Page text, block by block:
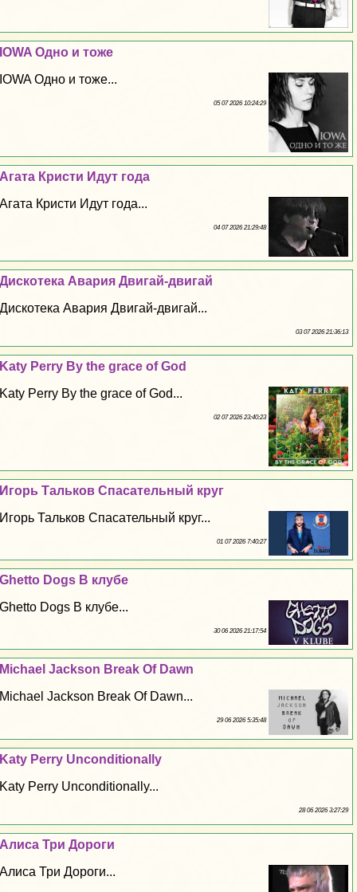
IOWA Одно и тоже
IOWA Одно и тоже...
05 07 2026 10:24:29
Агата Кристи Идут года
Агата Кристи Идут года...
04 07 2026 21:29:48
Дискотека Авария Двигай-двигай
Дискотека Авария Двигай-двигай...
03 07 2026 21:36:13
Katy Perry By the grace of God
Katy Perry By the grace of God...
02 07 2026 23:40:23
Игорь Тальков Спасательный круг
Игорь Тальков Спасательный круг...
01 07 2026 7:40:27
Ghetto Dogs В клубе
Ghetto Dogs В клубе...
30 06 2026 21:17:54
Michael Jackson Break Of Dawn
Michael Jackson Break Of Dawn...
29 06 2026 5:35:48
Katy Perry Unconditionally
Katy Perry Unconditionally...
28 06 2026 3:27:29
Алиса Три Дороги
Алиса Три Дороги...